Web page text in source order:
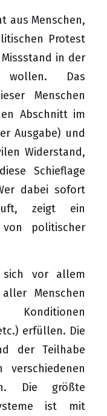
aus Menschen,
Protest
in der
wollen. Das
Menschen
Abschnitt im
Ausgabe) und
Widerstand,
Schieflage
dabei sofort
zeigt ein
von politischer
sich vor allem
Menschen
erfüllen. Die
der Teilhabe
Die größte
ist mit